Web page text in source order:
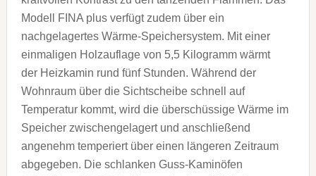
Modell FINA plus verfügt zudem über ein
nachgelagertes Wärme-Speichersystem. Mit einer
einmaligen Holzauflage von 5,5 Kilogramm wärmt
der Heizkamin rund fünf Stunden. Während der
Wohnraum über die Sichtscheibe schnell auf
Temperatur kommt, wird die überschüssige Wärme im
Speicher zwischengelagert und anschließend
angenehm temperiert über einen längeren Zeitraum
abgegeben. Die schlanken Guss-Kaminöfen